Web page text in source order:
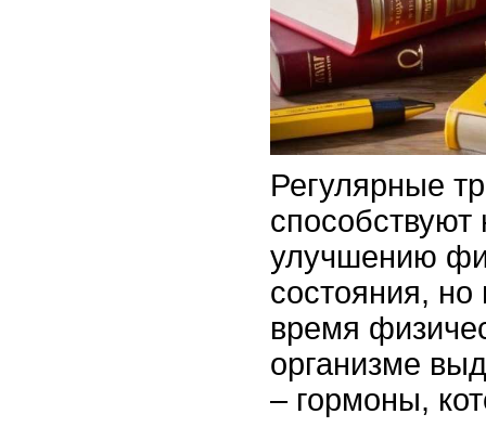
Регулярные
способствуют
улучшению
состояния,
время
организме
– гормоны,